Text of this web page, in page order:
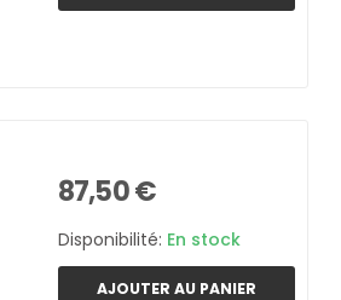
87,50 €
Disponibilité: En stock
AJOUTER AU PANIER